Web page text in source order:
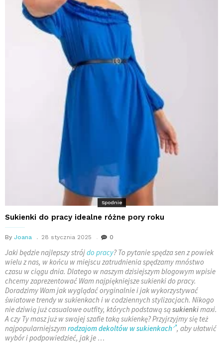
Spodnie
Sukienki do pracy idealne różne pory roku
By Joana 28 stycznia 2025 0
Jaki będzie najlepszy strójdo pracy? To pytanie spędza sen z powiek
wielu z nas, w końcu w miejscu zatrudnienia spędzamy mnóstwo
czasu w ciągu dnia. Dlatego w naszym dzisiejszym blogowym wpisie
chcemy zaprezentować Wam najpiękniejsze sukienki do pracy.
Doradzimy Wam jak wyglądać oryginalnie i jak wykorzystywać
światowe trendy w sukienkach i w codziennych stylizacjach. Nikogo
nie dziwią już casualowe outfity, których podstawą sąsukienkimaxi.
A czy Ty masz już w swojej szafie taką sukienkę? Przyjrzyjmy się też
najpopularniejszym rodzajom dekoltów w sukienkach , aby ułatwić
wybór i podpowiedzieć, jak je …